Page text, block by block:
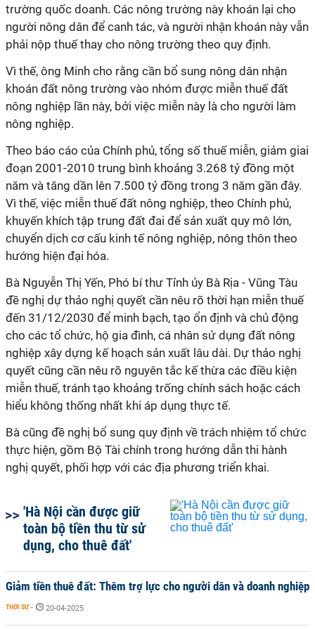
trường quốc doanh. Các nông trường này khoán lại cho
người nông dân để canh tác, và người nhận khoán này vẫn
phải nộp thuế thay cho nông trường theo quy định.
Vì thế, ông Minh cho rằng cần bổ sung nông dân nhận
khoán đất nông trường vào nhóm được miễn thuế đất
nông nghiệp lần này, bởi việc miễn này là cho người làm
nông nghiệp.
Theo báo cáo của Chính phủ, tổng số thuế miễn, giảm giai
đoạn 2001-2010 trung bình khoảng 3.268 tỷ đồng một
năm và tăng dần lên 7.500 tỷ đồng trong 3 năm gần đây.
Vì thế, việc miễn thuế đất nông nghiệp, theo Chính phủ,
khuyến khích tập trung đất đai để sản xuất quy mô lớn,
chuyển dịch cơ cấu kinh tế nông nghiệp, nông thôn theo
hướng hiện đại hóa.
Bà Nguyễn Thị Yến, Phó bí thư Tỉnh ủy Bà Rịa - Vũng Tàu
đề nghị dự thảo nghị quyết cần nêu rõ thời hạn miễn thuế
đến 31/12/2030 để minh bạch, tạo ổn định và chủ động
cho các tổ chức, hộ gia đình, cá nhân sử dụng đất nông
nghiệp xây dựng kế hoạch sản xuất lâu dài. Dự thảo nghị
quyết cũng cần nêu rõ nguyên tắc kế thừa các điều kiện
miễn thuế, tránh tạo khoảng trống chính sách hoặc cách
hiểu không thống nhất khi áp dụng thực tế.
Bà cũng đề nghị bổ sung quy định về trách nhiệm tổ chức
thực hiện, gồm Bộ Tài chính trong hướng dẫn thi hành
nghị quyết, phối hợp với các địa phương triển khai.
'Hà Nội cần được giữ
toàn bộ tiền thu từ sử
dụng, cho thuê đất'
Giảm tiền thuê đất: Thêm trợ lực cho người dân và doanh nghiệp
THỜI SỰ - 20-04-2025